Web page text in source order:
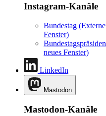
Instagram-Kanäle
Bundestag
Fenster)
neues Fenster)
LinkedIn
Mastodon
Mastodon-Kanäle